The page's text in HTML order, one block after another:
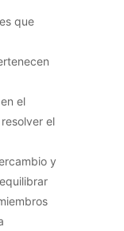
que
el
el
y